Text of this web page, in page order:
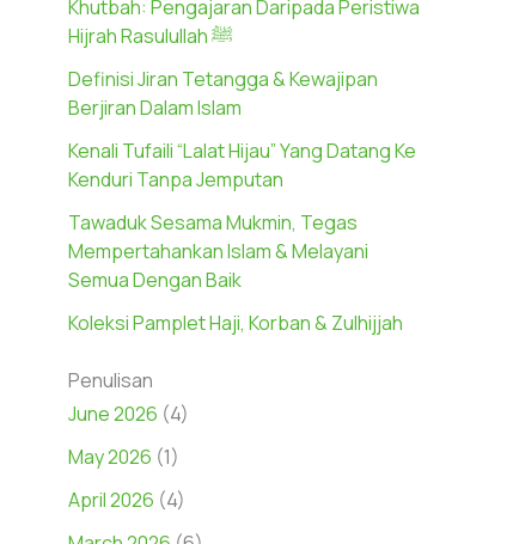
Khutbah: Pengajaran Daripada Peristiwa
Hijrah Rasulullah ﷺ
Definisi Jiran Tetangga & Kewajipan
Berjiran Dalam Islam
Kenali Tufaili “Lalat Hijau” Yang Datang Ke
Kenduri Tanpa Jemputan
Tawaduk Sesama Mukmin, Tegas
Mempertahankan Islam & Melayani
Semua Dengan Baik
Koleksi Pamplet Haji, Korban & Zulhijjah
Penulisan
June 2026 (4)
May 2026 (1)
April 2026 (4)